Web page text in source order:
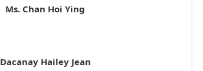
Ms. Chan Hoi Ying
Dacanay Hailey Jean